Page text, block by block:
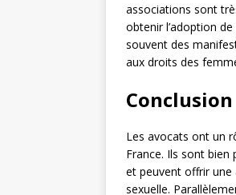
associations sont
obtenir l’adoption
souvent des
aux droits des
Conclusion
Les avocats ont un
France. Ils sont
et peuvent offrir une
sexuelle.